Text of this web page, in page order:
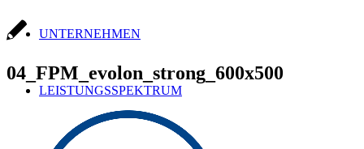
UNTERNEHMEN
LEISTUNGSSPEKTRUM
04_FPM_evolon_strong_600x500